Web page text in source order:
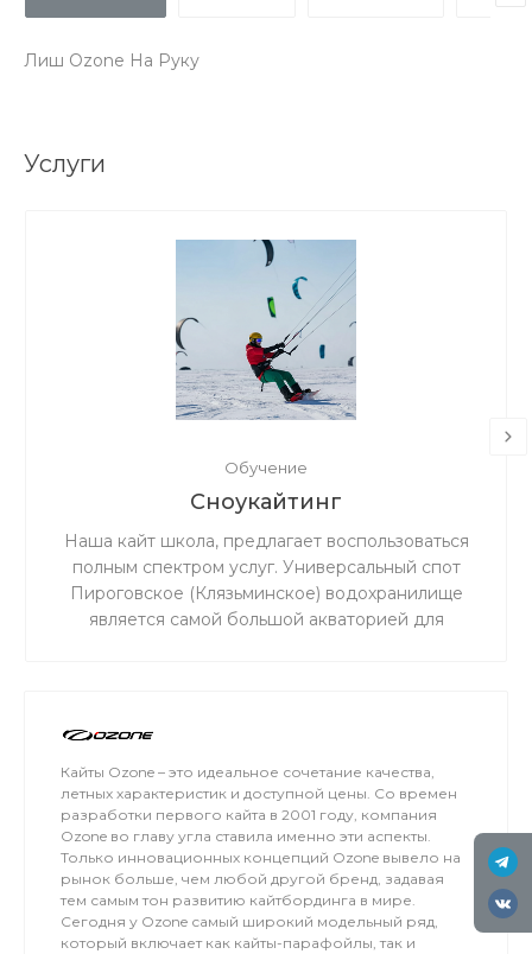
Лиш Ozone На Руку
Услуги
Обучение
Сноукайтинг
Наша кайт школа, предлагает воспользоваться
полным спектром услуг. Универсальный спот
Пироговское (Клязьминское) водохранилище
является самой большой акваторией для
Кайты Ozone – это идеальное сочетание качества,
летных характеристик и доступной цены. Со времен
разработки первого кайта в 2001 году, компания
Ozone во главу угла ставила именно эти аспекты.
Только инновационных концепций Ozone вывело на
рынок больше, чем любой другой бренд, задавая
тем самым тон развитию кайтбординга в мире.
Сегодня у Ozone самый широкий модельный ряд,
который включает как кайты-парафойлы, так и